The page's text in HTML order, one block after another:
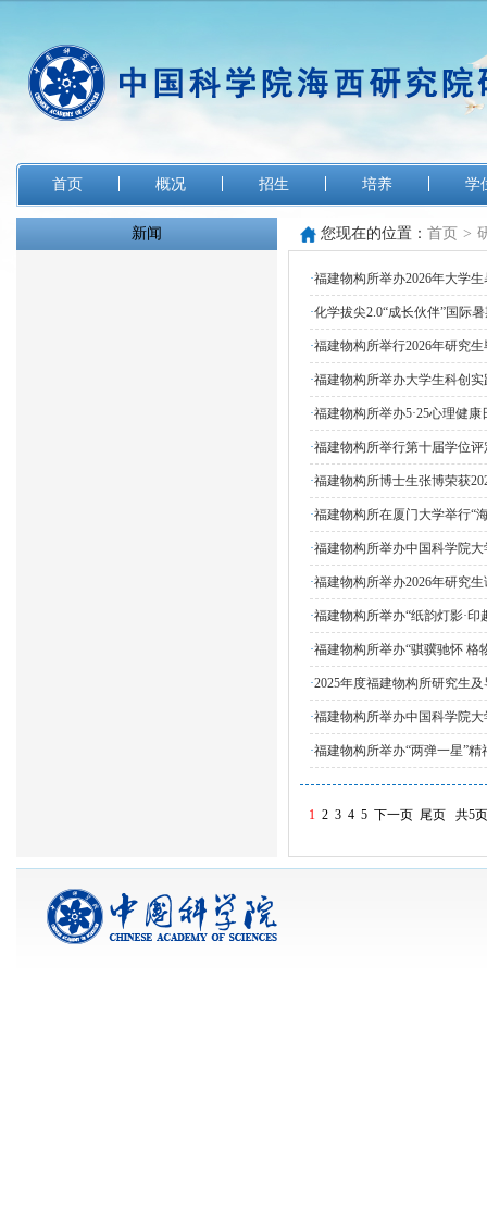
首页 概况 招生 培养 学
新闻 您现在的位置： 首页 >
·福建物构所举办2026年大学
·化学拔尖2.0“成长伙伴”国际
·福建物构所举行2026年研究
·福建物构所举办大学生科创实
·福建物构所举办5·25心理健康
·福建物构所举行第十届学位
·福建物构所博士生张博荣获
·福建物构所在厦门大学举行“
·福建物构所举办中国科学院
·福建物构所举办2026年研究
·福建物构所举办“纸韵灯影·
·福建物构所举办“骐骥驰怀 格
·2025年度福建物构所研究生
·福建物构所举办中国科学院
·福建物构所举办“两弹一星”
1 2 3 4 5 下一页 尾页 共5